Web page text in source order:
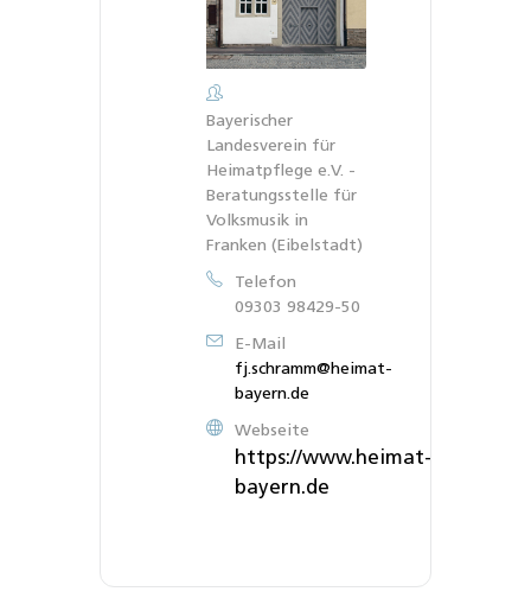
Bayerischer
Landesverein für
Heimatpflege e.V. -
Beratungsstelle für
Volksmusik in
Franken (Eibelstadt)
Telefon
09303 98429-50
E-Mail
fj.schramm@heimat-
bayern.de
Webseite
https://www.heimat-
bayern.de